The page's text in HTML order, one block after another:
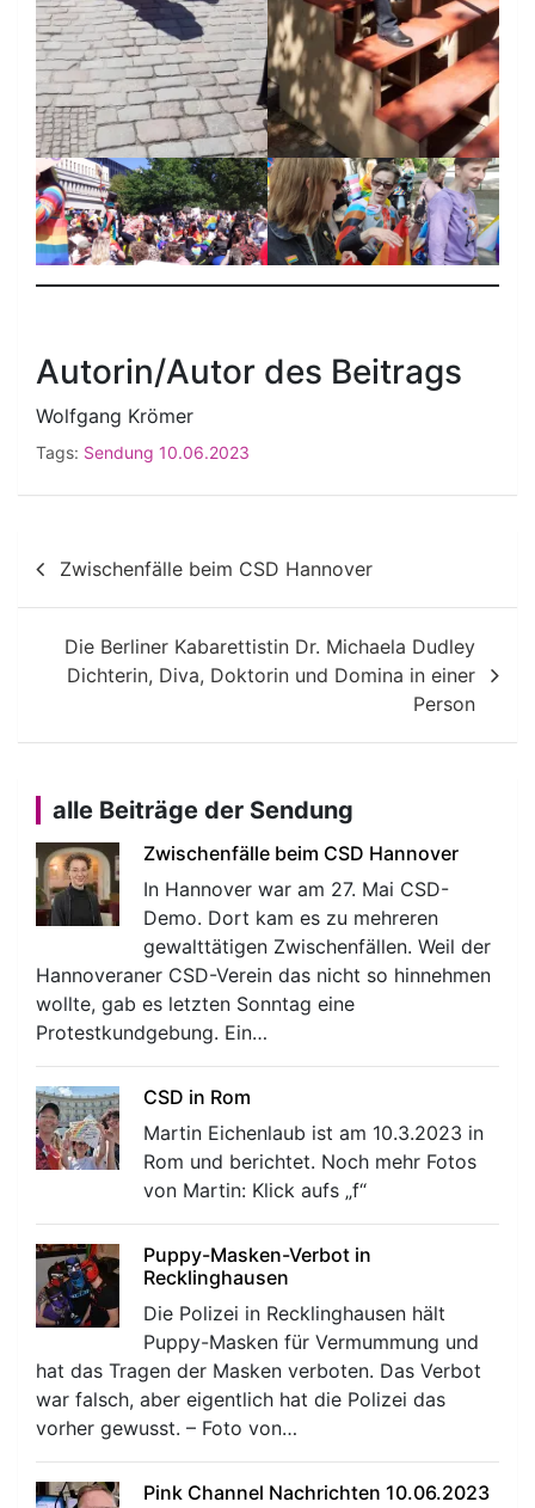
Autorin/Autor des Beitrags
Wolfgang Krömer
Tags: Sendung 10.06.2023
Beitragsnavigation
Zwischenfälle beim CSD Hannover
Die Berliner Kabarettistin Dr. Michaela Dudley
Dichterin, Diva, Doktorin und Domina in einer
Person
alle Beiträge der Sendung
Zwischenfälle beim CSD Hannover
In Hannover war am 27. Mai CSD-
Demo. Dort kam es zu mehreren
gewalttätigen Zwischenfällen. Weil der
Hannoveraner CSD-Verein das nicht so hinnehmen
wollte, gab es letzten Sonntag eine
Protestkundgebung. Ein…
CSD in Rom
Martin Eichenlaub ist am 10.3.2023 in
Rom und berichtet. Noch mehr Fotos
von Martin: Klick aufs „f“
Puppy-Masken-Verbot in
Recklinghausen
Die Polizei in Recklinghausen hält
Puppy-Masken für Vermummung und
hat das Tragen der Masken verboten. Das Verbot
war falsch, aber eigentlich hat die Polizei das
vorher gewusst. – Foto von…
Pink Channel Nachrichten 10.06.2023